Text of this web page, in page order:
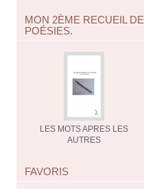
MON 2ÈME RECUEIL DE
POÉSIES.
LES MOTS APRES LES
AUTRES
FAVORIS